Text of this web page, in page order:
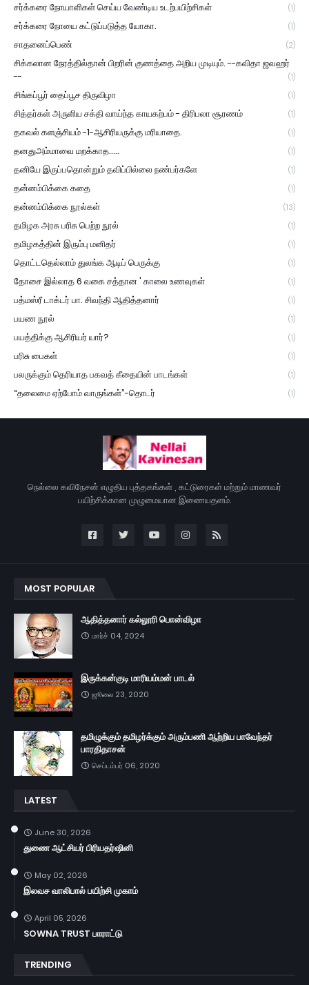
சர்க்கரை நோயாளிகள் செய்ய வேண்டிய உடற்பயிற்சிகள் (1)
சர்க்கரை நோயை கட்டுப்படுத்த யோகா. (1)
சாதனைப்பெண் (2)
சிக்கலான நேரத்தில்தான் பிறரின் குணத்தை அறிய முடியும். --கவிதா ஜவஹர்
--
(1)
சிங்கப்பூர் தைப்பூச திருவிழா (1)
சித்தர்கள் அருளிய சக்தி வாய்ந்த காயகற்பம் - திரிபலா சூரணம் (1)
தகவல் களஞ்சியம் -1-ஆசிரியருக்கு மரியாதை. (1)
தனதுஅம்மாவை மறக்காத..... (1)
தனியே இருப்பதொன்றும் தவிப்பில்லை நண்பர்களே (1)
தன்னம்பிக்கை கதை (1)
தன்னம்பிக்கை நூல்கள் (13)
தமிழக அரசு பரிசு பெற்ற நூல் (1)
தமிழகத்தின் இரும்பு மனிதர் (1)
தொட்டதெல்லாம் துலங்க ஆடிப் பெருக்கு (1)
தோசை இல்லாத 6 வகை சத்தான ' காலை உணவுகள் (1)
பத்மஸ்ரீ டாக்டர் பா. சிவந்தி ஆதித்தனார் (1)
பயண நூல் (1)
பயத்திக்கு ஆசிரியர் யார்? (1)
பரிசு பைகள் (1)
பலருக்கும் தெரியாத பகவத் கீதையின் பாடங்கள் (1)
“தலைமை ஏற்போம் வாருங்கள்”-தொடர் (1)
நெல்லை கவிநேசன் எழுதிய புத்தகங்கள் , கட்டுரைகள் மற்றும் மாணவர்
பயிற்சிக்கான முழுமையான இணையதளம்.
MOST POPULAR
ஆதித்தனார் கல்லூரி பொன்விழா
மார்ச் 04, 2024
இருக்கன்குடி மாரியம்மன் பாடல்
ஜூலை 23, 2020
தமிழுக்கும் தமிழர்க்கும் அரும்பணி ஆற்றிய பாவேந்தர்
பாரதிதாசன்
செப்டம்பர் 06, 2020
LATEST
June 30, 2026
துணை ஆட்சியர் பிரியதர்ஷினி
May 02, 2026
இலவச வாலிபால் பயிற்சி முகாம்
April 05, 2026
SOWNA TRUST பாராட்டு
TRENDING